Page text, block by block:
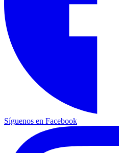
Síguenos en Facebook